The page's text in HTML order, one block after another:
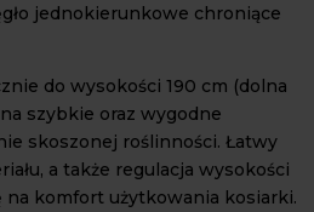
jednokierunkowe chroniące
do wysokości 190 cm (dolna
szybkie oraz wygodne
skoszonej roślinności. Łatwy
a także regulacja wysokości
na komfort użytkowania kosiarki.